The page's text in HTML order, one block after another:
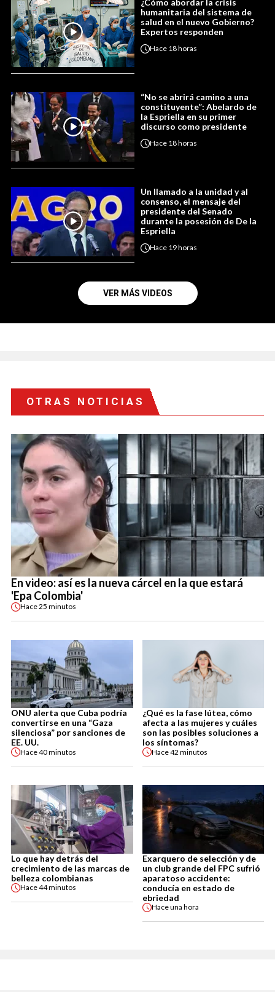
humanitaria del sistema de
salud en el nuevo Gobierno?
Expertos responden
Hace 18 horas
“No se abrirá camino a una
constituyente”: Abelardo de
la Espriella en su primer
discurso como presidente
Hace 18 horas
Un llamado a la unidad y al
consenso, el mensaje del
presidente del Senado
durante la posesión de De la
Espriella
Hace 19 horas
VER MÁS VIDEOS
OTRAS NOTICIAS
En video: así es la nueva cárcel en la que estará
'Epa Colombia'
Hace25 minutos
ONU alerta que Cuba podría
convertirse en una “Gaza
silenciosa” por sanciones de
EE. UU.
Hace40 minutos
¿Qué es la fase lútea, cómo
afecta a las mujeres y cuáles
son las posibles soluciones a
los síntomas?
Hace42 minutos
Lo que hay detrás del
crecimiento de las marcas de
belleza colombianas
Hace44 minutos
Exarquero de selección y de
un club grande del FPC sufrió
aparatoso accidente:
conducía en estado de
ebriedad
Haceuna hora